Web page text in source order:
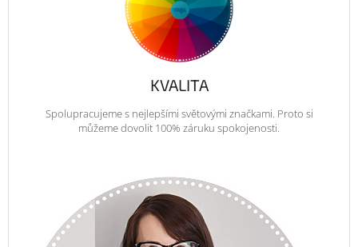
KVALITA
Spolupracujeme s nejlepšími světovými značkami. Proto si
můžeme dovolit 100% záruku spokojenosti.